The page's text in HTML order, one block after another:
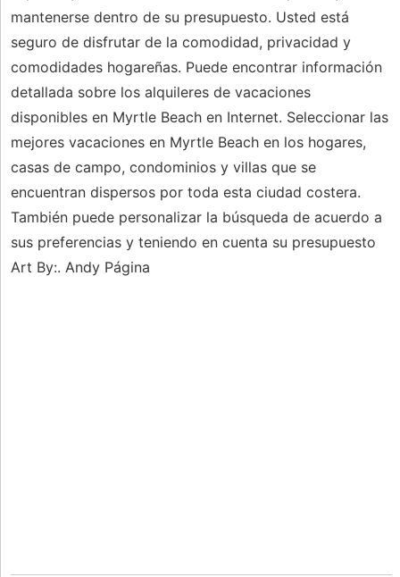
mantenerse dentro de su presupuesto. Usted está
seguro de disfrutar de la comodidad, privacidad y
comodidades hogareñas. Puede encontrar información
detallada sobre los alquileres de vacaciones
disponibles en Myrtle Beach en Internet. Seleccionar las
mejores vacaciones en Myrtle Beach en los hogares,
casas de campo, condominios y villas que se
encuentran dispersos por toda esta ciudad costera.
También puede personalizar la búsqueda de acuerdo a
sus preferencias y teniendo en cuenta su presupuesto
Art By:. Andy Página